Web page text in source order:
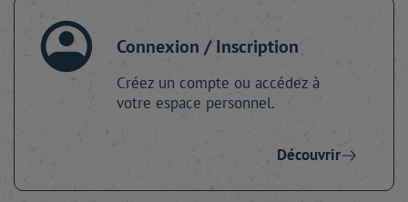
Connexion / Inscription
Créez un compte ou accédez à
votre espace personnel.
Découvrir